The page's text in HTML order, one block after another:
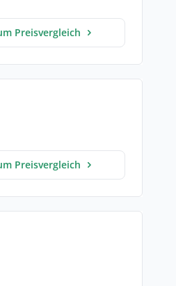
Preisvergleich
Preisvergleich